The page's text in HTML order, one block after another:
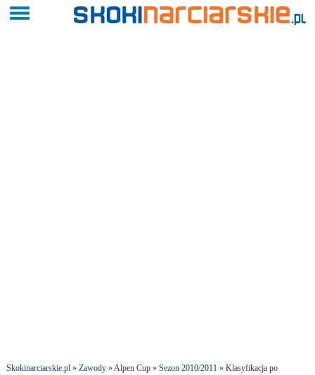
Skokinarciarskie.pl» Zawody» Alpen Cup » Sezon 2010/2011» Klasyfikacja po